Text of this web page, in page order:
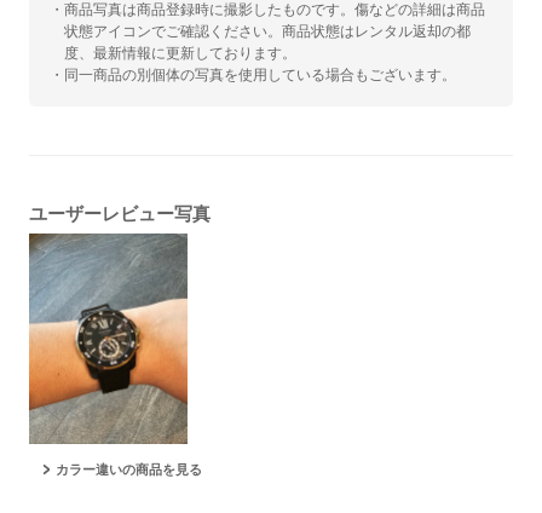
・商品写真は商品登録時に撮影したものです。傷などの詳細は商品
状態アイコンでご確認ください。商品状態はレンタル返却の都
度、最新情報に更新しております。
・同一商品の別個体の写真を使用している場合もございます。
ユーザーレビュー写真
カラー違いの商品を見る